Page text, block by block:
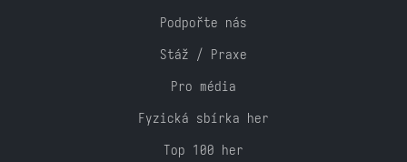
Podpořte nás
Stáž / Praxe
Pro média
Fyzická sbírka her
Top 100 her